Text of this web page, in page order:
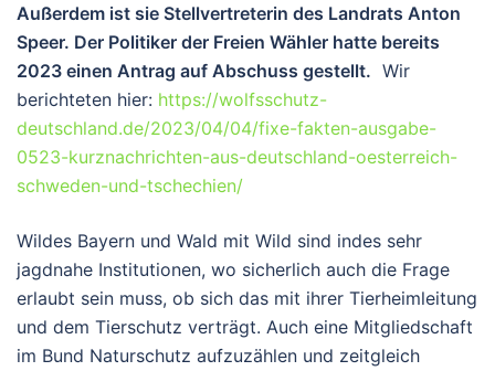
Außerdem ist sie Stellvertreterin des Landrats Anton
Speer. Der Politiker der Freien Wähler hatte bereits
2023 einen Antrag auf Abschuss gestellt. Wir
berichteten hier: https://wolfsschutz-
deutschland.de/2023/04/04/fixe-fakten-ausgabe-
0523-kurznachrichten-aus-deutschland-oesterreich-
schweden-und-tschechien/
Wildes Bayern und Wald mit Wild sind indes sehr
jagdnahe Institutionen, wo sicherlich auch die Frage
erlaubt sein muss, ob sich das mit ihrer Tierheimleitung
und dem Tierschutz verträgt. Auch eine Mitgliedschaft
im Bund Naturschutz aufzuzählen und zeitgleich